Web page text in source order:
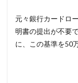
元々銀行カードロ
明書の提出が不要
に、この基準を50